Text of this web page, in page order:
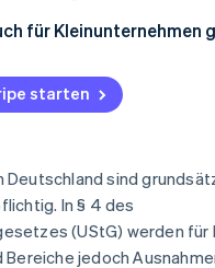
§
Umsatzsteuerbefreiung §
für Kleinunternehmen
starten
Deutschland sind
In § 4 des
(UStG) werden
jedoch